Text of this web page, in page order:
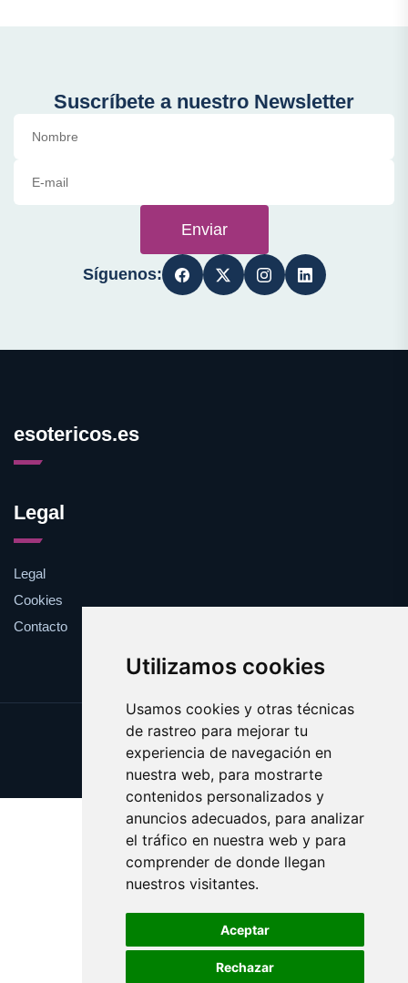
Utilizamos cookies
Usamos cookies y otras técnicas
de rastreo para mejorar tu
experiencia de navegación en
nuestra web, para mostrarte
contenidos personalizados y
anuncios adecuados, para analizar
el tráfico en nuestra web y para
comprender de donde llegan
nuestros visitantes.
Aceptar
Rechazar
Suscríbete a nuestro Newsletter
Enviar
Síguenos:
esotericos.es
Legal
Legal
Cookies
Contacto
Update cookies preferences
Copyright © 2025 esotericos.es